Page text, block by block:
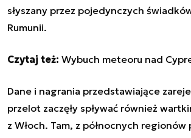
słyszany przez pojedynczych
Rumunii.
Czytaj też: Wybuch meteoru nad
Dane i nagrania przedstawiające
przelot zaczęły spływać również
z Włoch. Tam, z północnych regionów